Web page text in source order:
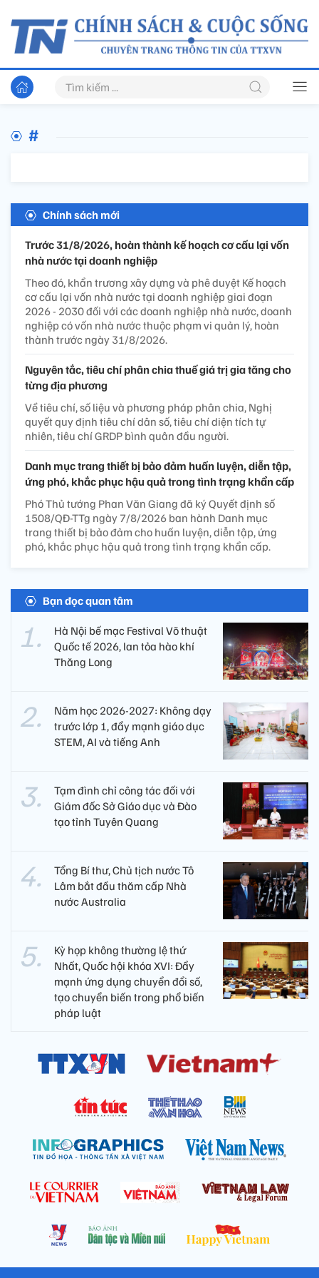
#
Chính sách mới
Trước 31/8/2026, hoàn thành kế hoạch cơ cấu lại vốn
nhà nước tại doanh nghiệp
Theo đó, khẩn trương xây dựng và phê duyệt Kế hoạch
cơ cấu lại vốn nhà nước tại doanh nghiệp giai đoạn
2026 - 2030 đối với các doanh nghiệp nhà nước, doanh
nghiệp có vốn nhà nước thuộc phạm vi quản lý, hoàn
thành trước ngày 31/8/2026.
Nguyên tắc, tiêu chí phân chia thuế giá trị gia tăng cho
từng địa phương
Về tiêu chí, số liệu và phương pháp phân chia, Nghị
quyết quy định tiêu chí dân số, tiêu chí diện tích tự
nhiên, tiêu chí GRDP bình quân đầu người.
Danh mục trang thiết bị bảo đảm huấn luyện, diễn tập,
ứng phó, khắc phục hậu quả trong tình trạng khẩn cấp
Phó Thủ tướng Phan Văn Giang đã ký Quyết định số
1508/QĐ-TTg ngày 7/8/2026 ban hành Danh mục
trang thiết bị bảo đảm cho huấn luyện, diễn tập, ứng
phó, khắc phục hậu quả trong tình trạng khẩn cấp.
Bạn đọc quan tâm
Hà Nội bế mạc Festival Võ thuật
Quốc tế 2026, lan tỏa hào khí
Thăng Long
Năm học 2026-2027: Không dạy
trước lớp 1, đẩy mạnh giáo dục
STEM, AI và tiếng Anh
Tạm đình chỉ công tác đối với
Giám đốc Sở Giáo dục và Đào
tạo tỉnh Tuyên Quang
Tổng Bí thư, Chủ tịch nước Tô
Lâm bắt đầu thăm cấp Nhà
nước Australia
Kỳ họp không thường lệ thứ
Nhất, Quốc hội khóa XVI: Đẩy
mạnh ứng dụng chuyển đổi số,
tạo chuyển biến trong phổ biến
pháp luật